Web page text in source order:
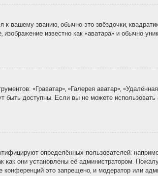
вашему званию, обычно это звёздочки,
известно как «аватара» и обычно
«Граватар», «Галерея аватар»,
быть доступны. Если вы не можете использовать
определённых пользователей:
они установлены её администратором.
это запрещено, и модератор или